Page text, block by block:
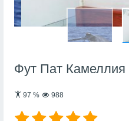
Фут Пат Камеллия
97 % 988